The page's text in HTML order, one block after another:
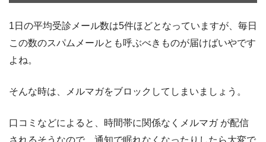
1日の平均受診メール数は5件ほどとなっていますが、毎日
この数のスパムメールとも呼ぶべきものが届けばいやです
よね。
そんな時は、メルマガをブロックしてしまいましょう。
口コミなどによると、時間帯に関係なくメルマガ が配信
されるそうなので、通知で眠れなくなったりしたら大変で